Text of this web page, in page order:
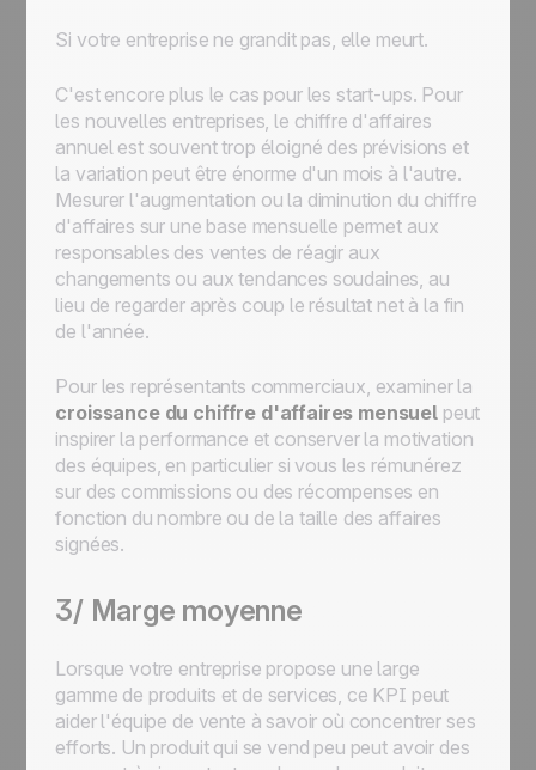
Si votre entreprise ne grandit pas, elle meurt.
C'est encore plus le cas pour les start-ups. Pour
les nouvelles entreprises, le chiffre d'affaires
annuel est souvent trop éloigné des prévisions et
la variation peut être énorme d'un mois à l'autre.
Mesurer l'augmentation ou la diminution du chiffre
d'affaires sur une base mensuelle permet aux
responsables des ventes de réagir aux
changements ou aux tendances soudaines, au
lieu de regarder après coup le résultat net à la fin
de l'année.
Pour les représentants commerciaux, examiner la
croissance du chiffre d'affaires mensuel peut
inspirer la performance et conserver la motivation
des équipes, en particulier si vous les rémunérez
sur des commissions ou des récompenses en
fonction du nombre ou de la taille des affaires
signées.
3/ Marge moyenne
Lorsque votre entreprise propose une large
gamme de produits et de services, ce KPI peut
aider l'équipe de vente à savoir où concentrer ses
efforts. Un produit qui se vend peu peut avoir des